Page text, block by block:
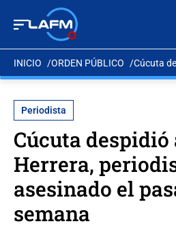
INICIO ORDEN PÚBLICO Cúcuta
Periodista
Cúcuta
Herrera,
asesinado el
semana